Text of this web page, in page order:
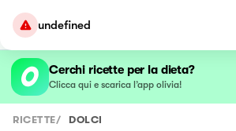
undefined
Cerchi ricette per la dieta?
Clicca qui e scarica l’app olivia!
RICETTE/ DOLCI